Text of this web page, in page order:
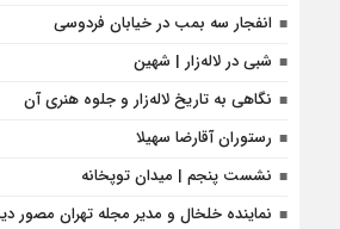
انفجار سه بمب در خیابان فردوسی
شبی در لاله‌زار | شهین
نگاهی به تاریخ لاله‌زار و جلوه هنری آن
رستوران آقارضا سهیلا
نشست پنجم | میدان توپخانه
نماینده خلخال و مدیر مجله تهران مصور